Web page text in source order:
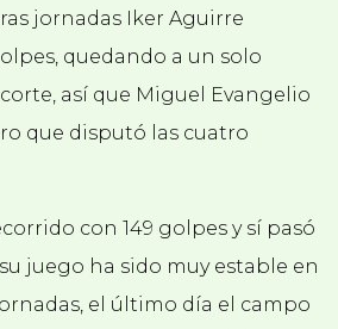
jornadas Iker Aguirre
quedando a un solo
así que Miguel Evangelio
que disputó las cuatro
con 149 golpes y sí pasó
juego ha sido muy estable en
el último día el campo